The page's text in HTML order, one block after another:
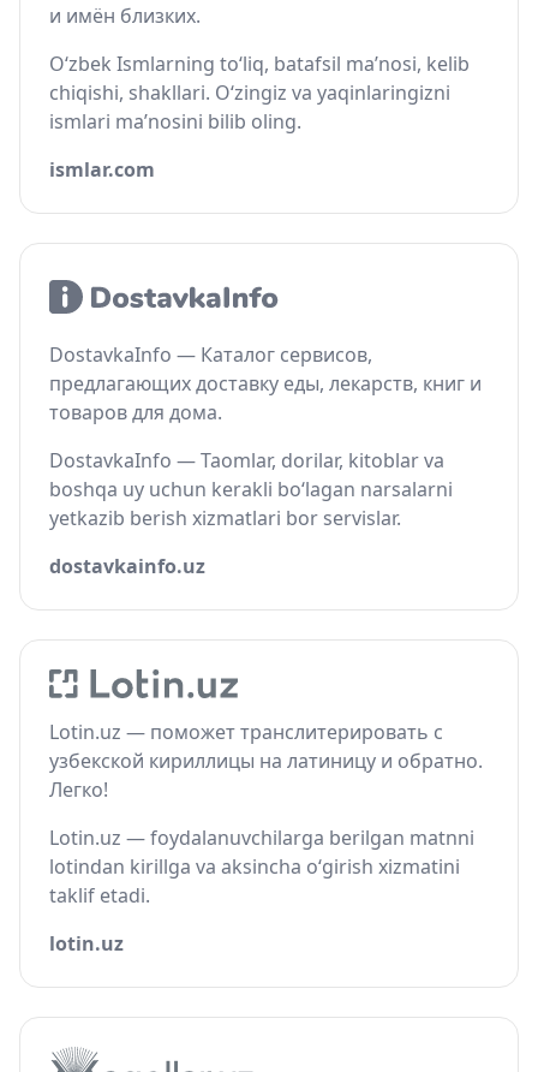
и имён близких.
O‘zbek Ismlarning to‘liq, batafsil ma’nosi, kelib
chiqishi, shakllari. O‘zingiz va yaqinlaringizni
ismlari ma’nosini bilib oling.
ismlar.com
DostavkaInfo — Каталог сервисов,
предлагающих доставку еды, лекарств, книг и
товаров для дома.
DostavkaInfo — Taomlar, dorilar, kitoblar va
boshqa uy uchun kerakli bo‘lagan narsalarni
yetkazib berish xizmatlari bor servislar.
dostavkainfo.uz
Lotin.uz — поможет транслитерировать с
узбекской кириллицы на латиницу и обратно.
Легко!
Lotin.uz — foydalanuvchilarga berilgan matnni
lotindan kirillga va aksincha o‘girish xizmatini
taklif etadi.
lotin.uz